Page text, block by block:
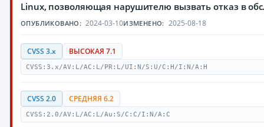
Linux, позволяющая нарушителю вызвать отказ в
ОПУБЛИКОВАНО: 2024-03-10ИЗМЕНЕНО: 2025-08-18
CVSS 3.x ВЫСОКАЯ 7.1
CVSS:3.x/AV:L/AC:L/PR:L/UI:N/S:U/C:H/I:N/A:H
CVSS 2.0 СРЕДНЯЯ 6.2
CVSS:2.0/AV:L/AC:L/Au:S/C:C/I:N/A:C